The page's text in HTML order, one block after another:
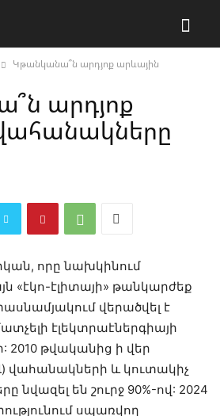
Կթանկանա՞ն արդյոք արևային
արդյոք
որը նախկինում
«էկո-էլիտայի» թանկարժեք
վերածվել է
էլեկտրաէներգիայի
2010 թվականից ի վեր
վահանակների և կուտակիչ
նվազել են շուրջ 90%-ով: 2024
սպառվող